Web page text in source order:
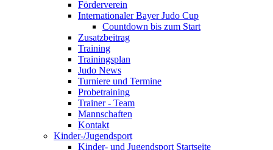
Förderverein
Internationaler Bayer Judo Cup
Countdown bis zum Start
Zusatzbeitrag
Training
Trainingsplan
Judo News
Turniere und Termine
Probetraining
Trainer - Team
Mannschaften
Kontakt
Kinder-/Jugendsport
Kinder- und Jugendsport Startseite